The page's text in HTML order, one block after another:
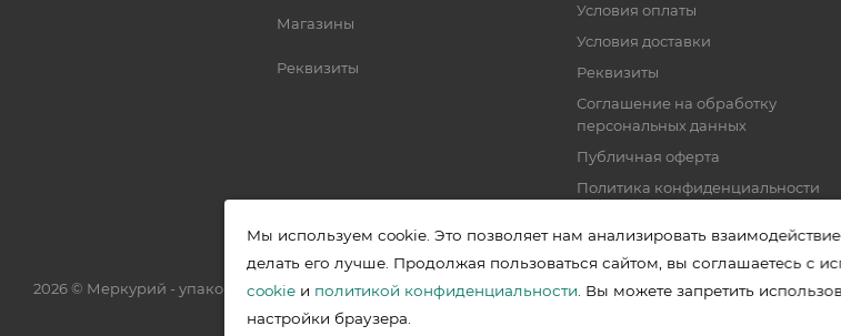
Магазины
Реквизиты
Условия оплаты
Условия доставки
Реквизиты
Соглашение на обработку
персональных данных
Публичная оферта
Политика конфиденциальности
2026 © Меркурий - упаковочная продукция от ведущих производителей в Уфе
Мы используем cookie. Это позволяет нам анализировать
делать его лучше. Продолжая пользоваться сайтом, вы соглашаетесь с
cookieи политикой конфиденциальности . Вы можете запретить
настройки браузера.